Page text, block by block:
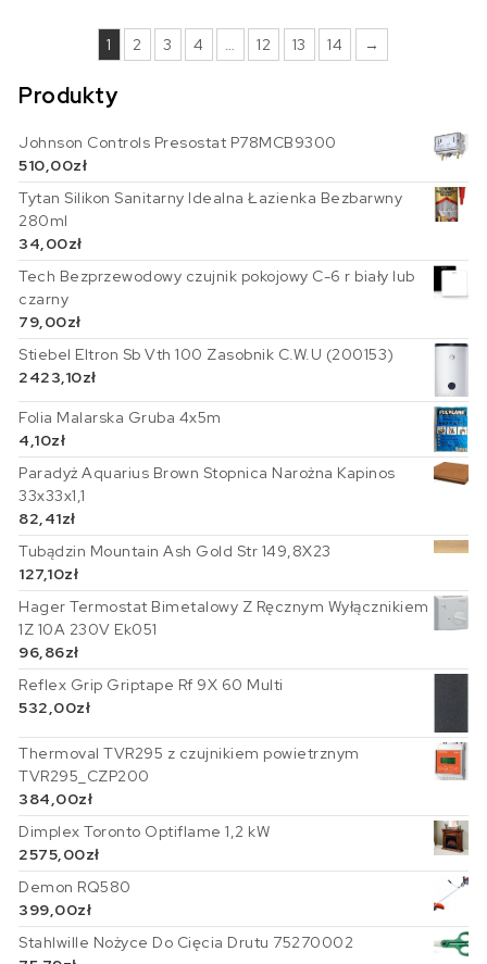
1 2 3 4 … 12 13 14 →
Produkty
Johnson Controls Presostat P78MCB9300
510,00zł
Tytan Silikon Sanitarny Idealna Łazienka Bezbarwny
280ml
34,00zł
Tech Bezprzewodowy czujnik pokojowy C-6 r biały lub
czarny
79,00zł
Stiebel Eltron Sb Vth 100 Zasobnik C.W.U (200153)
2423,10zł
Folia Malarska Gruba 4x5m
4,10zł
Paradyż Aquarius Brown Stopnica Narożna Kapinos
33x33x1,1
82,41zł
Tubądzin Mountain Ash Gold Str 149,8X23
127,10zł
Hager Termostat Bimetalowy Z Ręcznym Wyłącznikiem
1Z 10A 230V Ek051
96,86zł
Reflex Grip Griptape Rf 9X 60 Multi
532,00zł
Thermoval TVR295 z czujnikiem powietrznym
TVR295_CZP200
384,00zł
Dimplex Toronto Optiflame 1,2 kW
2575,00zł
Demon RQ580
399,00zł
Stahlwille Nożyce Do Cięcia Drutu 75270002